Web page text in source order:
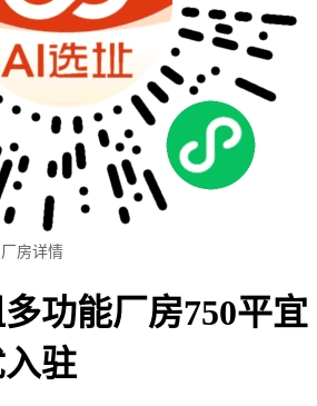
厂房详情
功能厂房750平宜
驻